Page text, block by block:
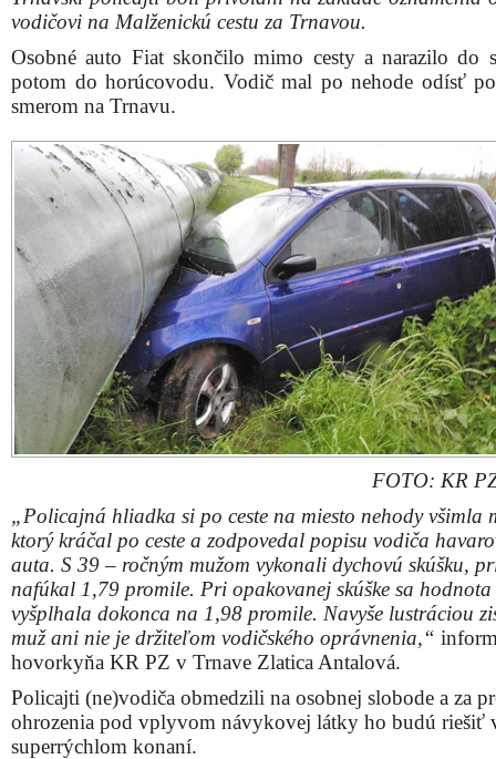
vodičovi na Malženickú cestu za Trnavou.
Osobné auto Fiat skončilo mimo cesty a narazilo do
potom do horúcovodu. Vodič mal po nehode odísť
smerom na Trnavu.
FOTO: KR
„Policajná hliadka si po ceste na miesto nehody všimla
ktorý kráčal po ceste a zodpovedal popisu vodiča
auta. S 39 – ročným mužom vykonali dychovú skúšku,
nafúkal 1,79 promile. Pri opakovanej skúške sa hodnota
vyšplhala dokonca na 1,98 promile. Navyše lustráciou
muž ani nie je držiteľom vodičského oprávnenia,“
hovorkyňa KR PZ v Trnave Zlatica Antalová.
Policajti (ne)vodiča obmedzili na osobnej slobode a za
ohrozenia pod vplyvom návykovej látky ho budú riešiť
superrýchlom konaní.